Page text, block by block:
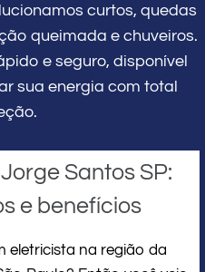
curtos, quedas
queimada e chuveiros.
e seguro, disponível
sua energia com total
Santos SP:
e benefícios
eletricista na região da